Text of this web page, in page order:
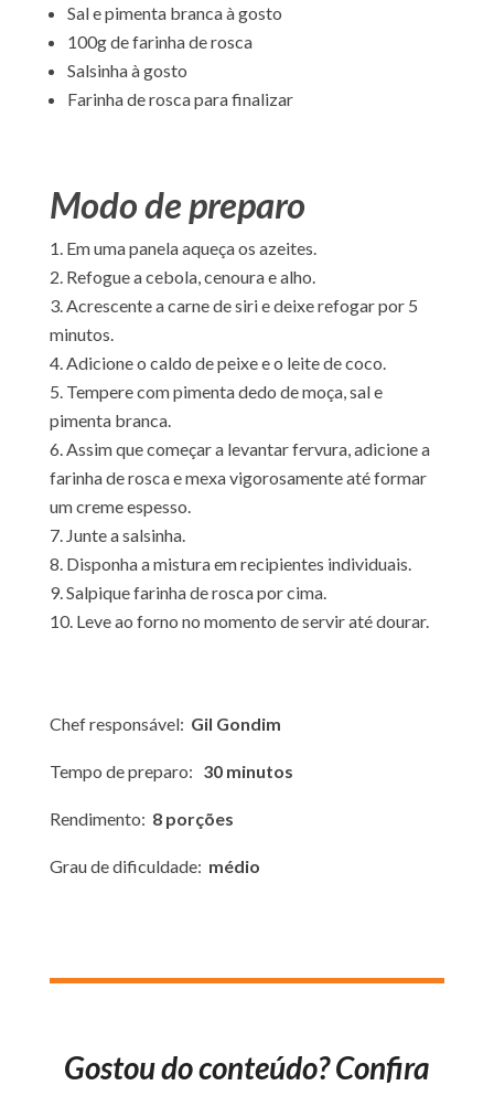
Sal e pimenta branca à gosto
100g de farinha de rosca
Salsinha à gosto
Farinha de rosca para finalizar
Modo de preparo
Em uma panela aqueça os azeites.
Refogue a cebola, cenoura e alho.
Acrescente a carne de siri e deixe refogar por 5
minutos.
Adicione o caldo de peixe e o leite de coco.
Tempere com pimenta dedo de moça, sal e
pimenta branca.
Assim que começar a levantar fervura, adicione a
farinha de rosca e mexa vigorosamente até formar
um creme espesso.
Junte a salsinha.
Disponha a mistura em recipientes individuais.
Salpique farinha de rosca por cima.
Leve ao forno no momento de servir até dourar.
Chef responsável: Gil Gondim
Tempo de preparo: 30 minutos
Rendimento: 8 porções
Grau de dificuldade: médio
Gostou do conteúdo? Confira